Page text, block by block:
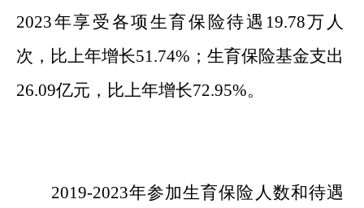
2023年享受各项生育保险待遇 19.78万人
次，比上年增长51.74%；生育保险基金支出
26.09亿元，比上年增长72.95%。
2019-2023年参加生育保险人数和待遇